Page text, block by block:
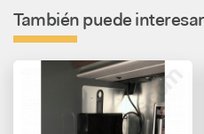
También puede